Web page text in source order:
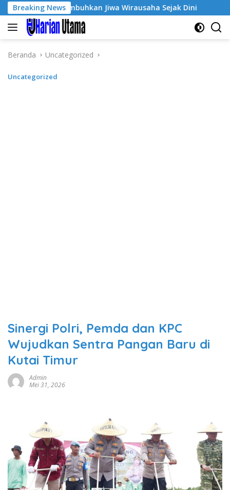
Langsung
ke
konten
Breaking News
Tumbuhkan Jiwa Wirausaha Sejak Dini GratisPol
Beranda Uncategorized
Uncategorized
Sinergi Polri, Pemda dan KPC
Wujudkan Sentra Pangan Baru di
Kutai Timur
Admin
Mei 31, 2026